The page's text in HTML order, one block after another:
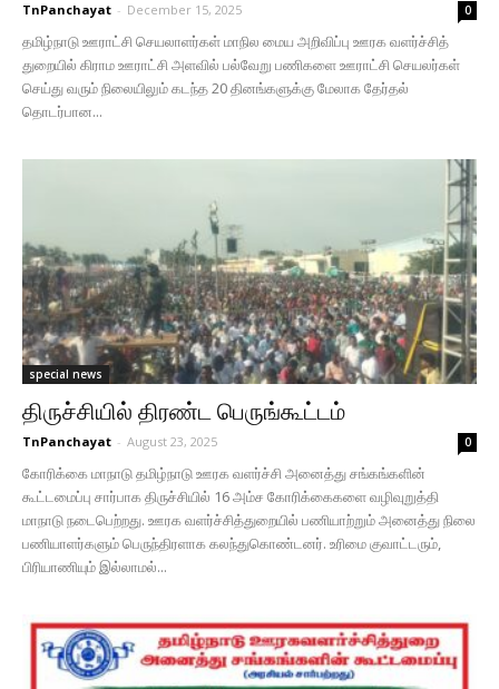
TnPanchayat - December 15, 2025 0
தமிழ்நாடு ஊராட்சி செயலாளர்கள் மாநில மைய அறிவிப்பு ஊரக வளர்ச்சித்
துறையில் கிராம ஊராட்சி அளவில் பல்வேறு பணிகளை ஊராட்சி செயலர்கள்
செய்து வரும் நிலையிலும் கடந்த 20 தினங்களுக்கு மேலாக தேர்தல்
தொடர்பான...
special news
திருச்சியில் திரண்ட பெருங்கூட்டம்
TnPanchayat - August 23, 2025 0
கோரிக்கை மாநாடு தமிழ்நாடு ஊரக வளர்ச்சி அனைத்து சங்கங்களின்
கூட்டமைப்பு சார்பாக திருச்சியில் 16 அம்ச கோரிக்கைகளை வழிவுறுத்தி
மாநாடு நடைபெற்றது. ஊரக வளர்ச்சித்துறையில் பணியாற்றும் அனைத்து நிலை
பணியாளர்களும் பெருந்திரளாக கலந்துகொண்டனர். உரிமை குவாட்டரும்,
பிரியாணியும் இல்லாமல்...